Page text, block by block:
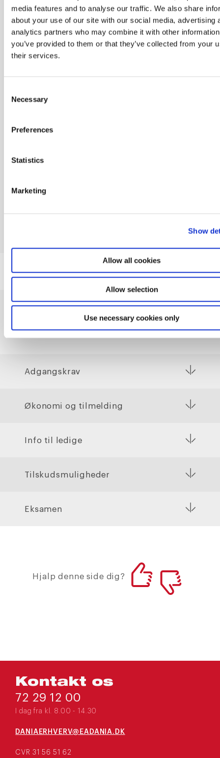
media features and to analyse our traffic. We also share
about your use of our site with our social media, advertising
analytics partners who may combine it with other
you’ve provided to them or that they’ve collected from your
their services.
Selection
Necessary
Preferences
Statistics
Marketing
Show
Allow all cookies
Allow selection
Use necessary cookies only
der
kommer
nye
hold
Praktiske informationer
Adgangskrav
Økonomi og tilmelding
Info til ledige
Tilskudsmuligheder
Eksamen
Hjalp denne side dig?
Kontakt os
72 29 12 00
I dag fra kl. 8.00 - 14.30
DANIAERHVERV@EADANIA.DK
CVR 31 56 51 62